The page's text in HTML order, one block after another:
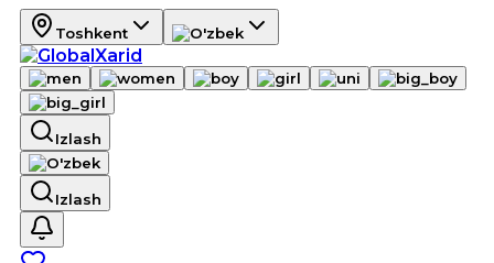
Toshkent
Izlash
Izlash